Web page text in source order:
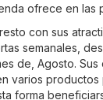
ofrece en las
con sus
semanales,
de, Agosto. Sus
varios productos
forma